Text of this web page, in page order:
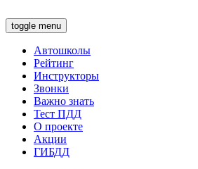
toggle menu
Автошколы
Рейтинг
Инструкторы
Звонки
Важно знать
Тест ПДД
О проекте
Акции
ГИБДД